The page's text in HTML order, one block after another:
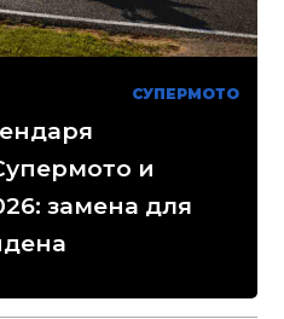
СУПЕРМОТО
и
замена для